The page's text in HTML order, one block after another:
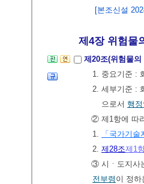
[본조신설
제4장 위험물
제20조(위험물
1. 중요기준 :
2. 세부기준 :
으로서 행
② 제1항에 따
1.
「국가기
2. 제28조제1
③ 시ㆍ도지사
전부령 이 정